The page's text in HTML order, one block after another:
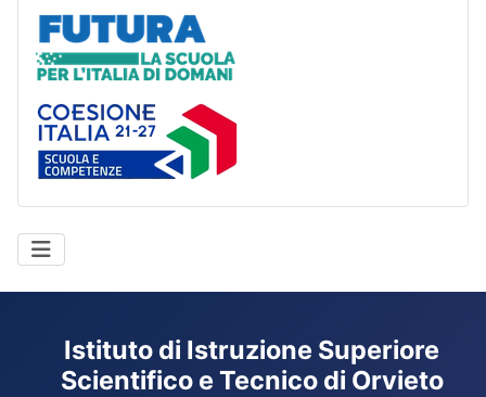
Istituto di Istruzione Superiore
Scientifico e Tecnico di Orvieto